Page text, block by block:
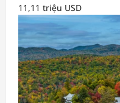
11,11 triệu USD